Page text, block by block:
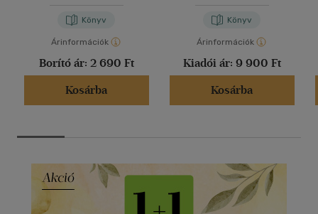
Könyv
Árinformációk
Borító ár: 2 690 Ft
Kosárba
Könyv
Árinformációk
Kiadói ár: 9 900 Ft
Kosárba